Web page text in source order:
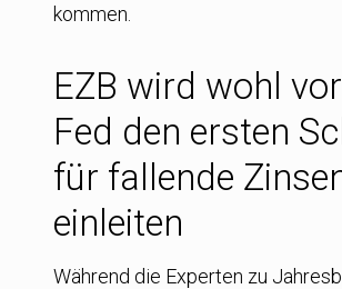
kommen.
EZB wird wohl
Fed den ersten
für fallende
einleiten
Während die Experten zu